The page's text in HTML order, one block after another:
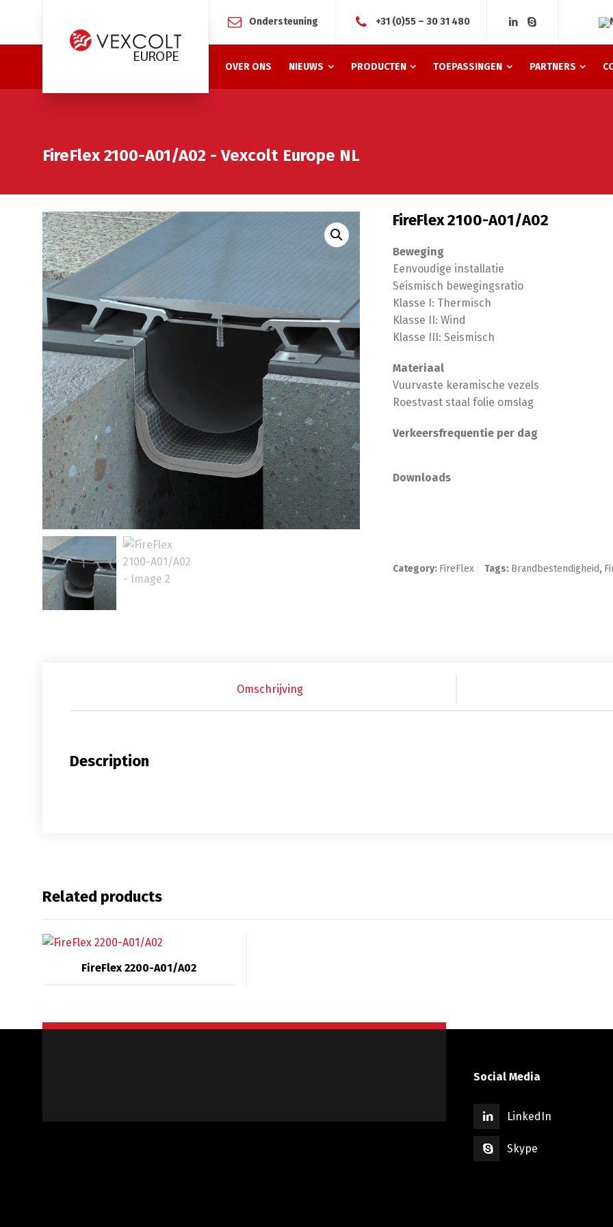
Ondersteuning +31 (0)55 – 30 31 480
OVER ONS NIEUWS PRODUCTEN TOEPASSINGEN PARTNERS
FireFlex 2100-A01/A02 - Vexcolt Europe NL
FireFlex 2100-A01/A02
Beweging
Eenvoudige installatie
Seismisch bewegingsratio
Klasse I: Thermisch
Klasse II: Wind
Klasse III: Seismisch
Materiaal
Vuurvaste keramische vezels
Roestvast staal folie omslag
Verkeersfrequentie per dag
Downloads
Category: FireFlex Tags: Brandbestendigheid,
Omschrijving
Description
Related products
FireFlex 2200-A01/A02
Social Media
LinkedIn
Skype